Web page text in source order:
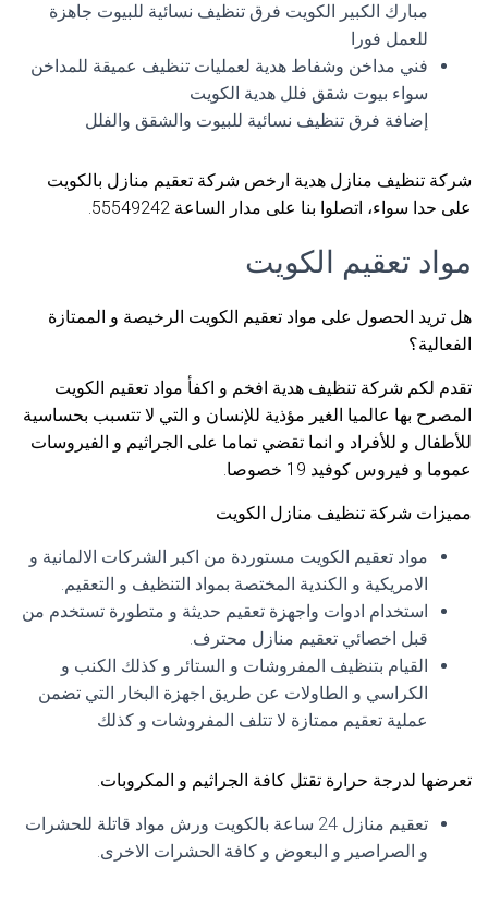
مبارك الكبير الكويت فرق تنظيف نسائية للبيوت جاهزة
للعمل فورا
فني مداخن وشفاط هدية لعمليات تنظيف عميقة للمداخن
سواء بيوت شقق فلل هدية الكويت
إضافة فرق تنظيف نسائية للبيوت والشقق والفلل
شركة تنظيف منازل هدية ارخص شركة تعقيم منازل بالكويت
على حدا سواء، اتصلوا بنا على مدار الساعة 55549242.
مواد تعقيم الكويت
هل تريد الحصول على مواد تعقيم الكويت الرخيصة و الممتازة
الفعالية؟
تقدم لكم شركة تنظيف هدية افخم و اكفأ مواد تعقيم الكويت
المصرح بها عالميا الغير مؤذية للإنسان و التي لا تتسبب بحساسية
للأطفال و للأفراد و انما تقضي تماما على الجراثيم و الفيروسات
عموما و فيروس كوفيد 19 خصوصا.
مميزات شركة تنظيف منازل الكويت
مواد تعقيم الكويت مستوردة من اكبر الشركات الالمانية و
الامريكية و الكندية المختصة بمواد التنظيف و التعقيم.
استخدام ادوات واجهزة تعقيم حديثة و متطورة تستخدم من
قبل اخصائي تعقيم منازل محترف.
القيام بتنظيف المفروشات و الستائر و كذلك الكنب و
الكراسي و الطاولات عن طريق اجهزة البخار التي تضمن
عملية تعقيم ممتازة لا تتلف المفروشات و كذلك
تعرضها لدرجة حرارة تقتل كافة الجراثيم و المكروبات.
تعقيم منازل 24 ساعة بالكويت ورش مواد قاتلة للحشرات
و الصراصير و البعوض و كافة الحشرات الاخرى.